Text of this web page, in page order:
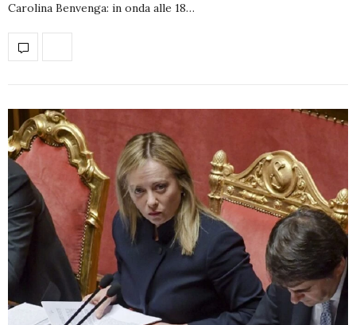
Carolina Benvenga: in onda alle 18…